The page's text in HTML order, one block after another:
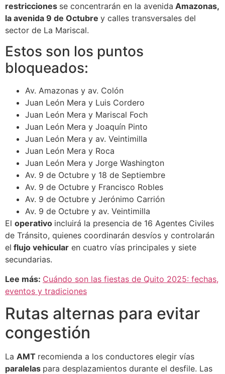
restricciones se concentrarán en la avenida Amazonas,
la avenida 9 de Octubre y calles transversales del
sector de La Mariscal.
Estos son los puntos
bloqueados:
Av. Amazonas y av. Colón
Juan León Mera y Luis Cordero
Juan León Mera y Mariscal Foch
Juan León Mera y Joaquín Pinto
Juan León Mera y av. Veintimilla
Juan León Mera y Roca
Juan León Mera y Jorge Washington
Av. 9 de Octubre y 18 de Septiembre
Av. 9 de Octubre y Francisco Robles
Av. 9 de Octubre y Jerónimo Carrión
Av. 9 de Octubre y av. Veintimilla
El operativo incluirá la presencia de 16 Agentes Civiles
de Tránsito, quienes coordinarán desvíos y controlarán
el flujo vehicular en cuatro vías principales y siete
secundarias.
Lee más: Cuándo son las fiestas de Quito 2025: fechas,
eventos y tradiciones
Rutas alternas para evitar
congestión
La AMT recomienda a los conductores elegir vías
paralelas para desplazamientos durante el desfile. Las